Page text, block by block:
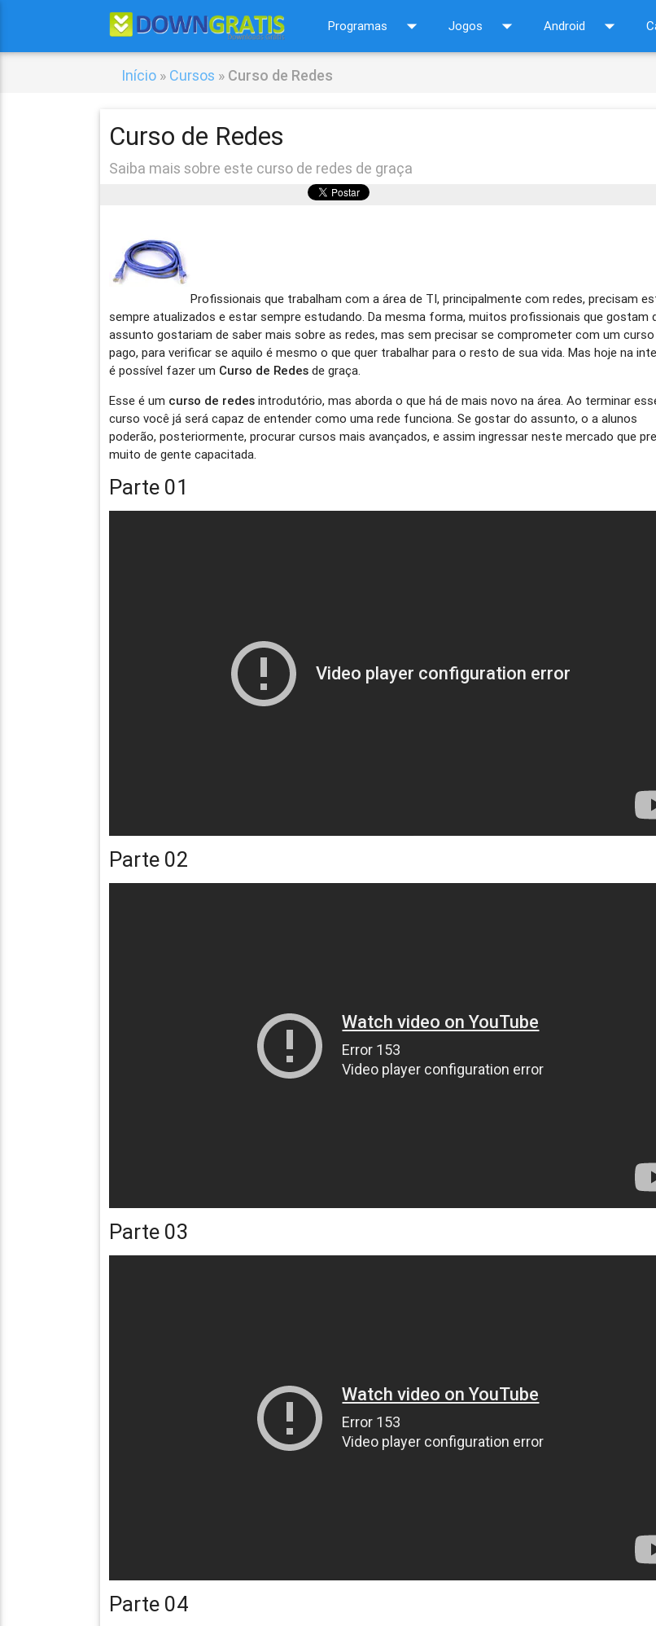
Programas arrow_drop_down Jogos arrow_drop_down Android arrow_drop_down
Início » Cursos » Curso de Redes
Curso de Redes
Saiba mais sobre este curso de redes de graça
Profissionais que trabalham com a área de TI, principalmente com redes, precisam
sempre atualizados e estar sempre estudando. Da mesma forma, muitos profissionais que gostam
assunto gostariam de saber mais sobre as redes, mas sem precisar se comprometer com um curso
pago, para verificar se aquilo é mesmo o que quer trabalhar para o resto de sua vida. Mas hoje na
é possível fazer um Curso de Redes de graça.
Esse é um curso de redes introdutório, mas aborda o que há de mais novo na área. Ao terminar
curso você já será capaz de entender como uma rede funciona. Se gostar do assunto, o a alunos
poderão, posteriormente, procurar cursos mais avançados, e assim ingressar neste mercado que
muito de gente capacitada.
Parte 01
Parte 02
Parte 03
Parte 04